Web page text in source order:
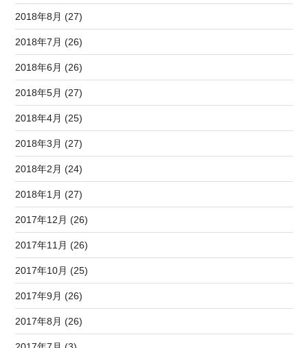
2018年8月 (27)
2018年7月 (26)
2018年6月 (26)
2018年5月 (27)
2018年4月 (25)
2018年3月 (27)
2018年2月 (24)
2018年1月 (27)
2017年12月 (26)
2017年11月 (26)
2017年10月 (25)
2017年9月 (26)
2017年8月 (26)